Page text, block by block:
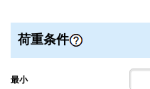
荷重条件
最小